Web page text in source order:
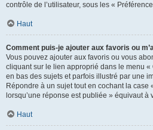
contrôle de l’utilisateur, sous les «
Haut
Comment puis-je ajouter aux favoris ou
Vous pouvez ajouter aux favoris ou vous
cliquant sur le lien approprié dans le menu
en bas des sujets et parfois illustré par une
Répondre à un sujet tout en cochant la case
lorsqu’une réponse est publiée » équivaut à
Haut